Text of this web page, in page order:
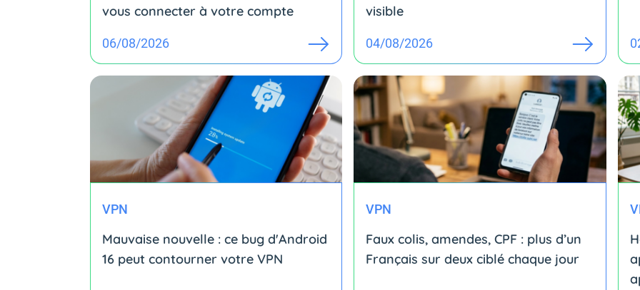
vous connecter à votre compte
06/08/2026
visible
04/08/2026
VPN
Mauvaise nouvelle : ce bug d'Android
16 peut contourner votre VPN
VPN
Faux colis, amendes, CPF : plus d’un
Français sur deux ciblé chaque jour